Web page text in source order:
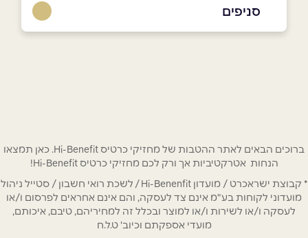
בפייסבוק באינסטגרם
טלפון*
אימייל *
סניפים
ברוכים הבאים לאתר ההטבות של מחזיקי כרטיס Hi-Benefit. כאן תמצאו
הנחות אטרקטיביות אך ורק לכם מחזיקי כרטיס Hi-Benefit!
* קבוצת ישראכרט / מועדון Hi-Benenfit / לשכת רואי חשבון / סטייל ניהול
מועדוני לקוחות בע"מ אינם צד לעסקה, והם אינם אחראים לפרסום ו/או
לעסקה ו/או לשירות ו/או למוצר ובכלל זה למחיריהם, טיבם, איכותם,
מועדי אספקתם וכיוב' ט.ל.ח